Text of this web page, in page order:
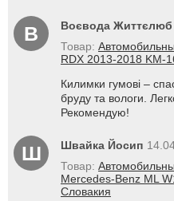
В Воєвода Життєлюб
Товар:
RDX 2013-2018 KM-
Килимки гумові –
бруду та вологи.
Рекомендую!
Ш Швайка Йосип
Товар:
Mercedes-Benz ML
Словакия